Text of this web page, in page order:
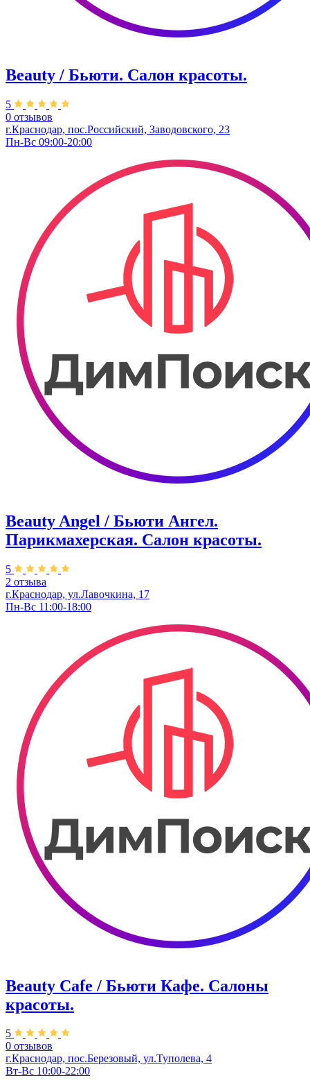
Beauty / Бьюти. Салон красоты.
5
0 отзывов
г.Краснодар, пос.Российский, Заводовского, 23
Пн-Вс 09:00-20:00
Beauty Angel / Бьюти Ангел.
Парикмахерская. Салон красоты.
5
2 отзыва
г.Краснодар, ул.Лавочкина, 17
Пн-Вс 11:00-18:00
Beauty Cafe / Бьюти Кафе. Салоны
красоты.
5
0 отзывов
г.Краснодар, пос.Березовый, ул.Туполева, 4
Вт-Вс 10:00-22:00